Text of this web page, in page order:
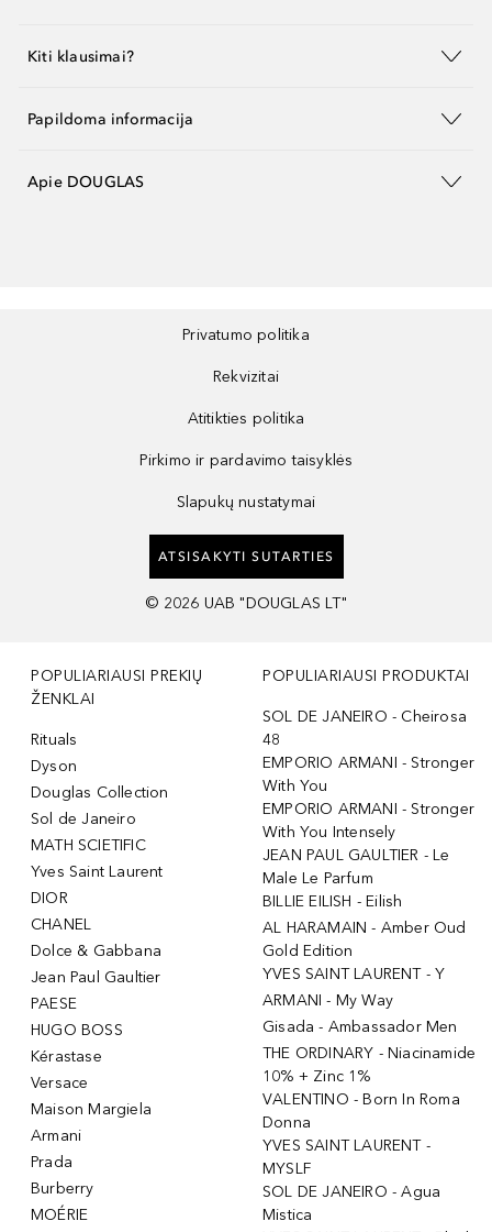
Kiti klausimai?
Papildoma informacija
Apie DOUGLAS
Privatumo politika
Rekvizitai
Atitikties politika
Pirkimo ir pardavimo taisyklės
Slapukų nustatymai
ATSISAKYTI SUTARTIES
© 2026 UAB "DOUGLAS LT"
POPULIARIAUSI PREKIŲ
ŽENKLAI
Rituals
Dyson
Douglas Collection
Sol de Janeiro
MATH SCIETIFIC
Yves Saint Laurent
DIOR
CHANEL
Dolce & Gabbana
Jean Paul Gaultier
PAESE
HUGO BOSS
Kérastase
Versace
Maison Margiela
Armani
Prada
Burberry
MOÉRIE
POPULIARIAUSI PRODUKTAI
SOL DE JANEIRO - Cheirosa
48
EMPORIO ARMANI - Stronger
With You
EMPORIO ARMANI - Stronger
With You Intensely
JEAN PAUL GAULTIER - Le
Male Le Parfum
BILLIE EILISH - Eilish
AL HARAMAIN - Amber Oud
Gold Edition
YVES SAINT LAURENT - Y
ARMANI - My Way
Gisada - Ambassador Men
THE ORDINARY - Niacinamide
10% + Zinc 1%
VALENTINO - Born In Roma
Donna
YVES SAINT LAURENT -
MYSLF
SOL DE JANEIRO - Agua
Mistica